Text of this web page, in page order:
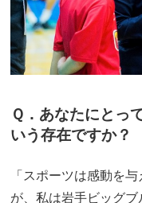
Ｑ．あなたにとっ
いう存在ですか？
「スポーツは感動を
が、私は岩手ビッグ